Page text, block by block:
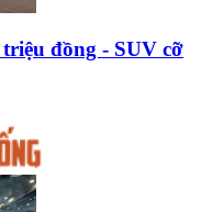
đồng - SUV cỡ